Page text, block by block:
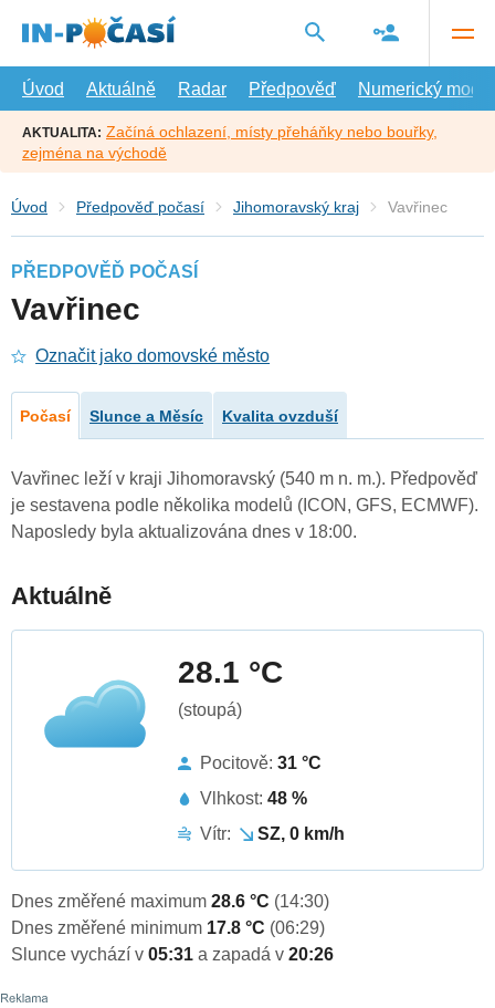
hlavní
Úvod
Aktuálně Radar Předpověď Numerický model
AKTUALITA: Začíná ochlazení, místy přeháňky nebo bouřky,
zejména na východě
Úvod Předpověď počasí Jihomoravský kraj Vavřinec
PŘEDPOVĚĎ POČASÍ
Vavřinec
Označit jako domovské město
Počasí Slunce a Měsíc Kvalita ovzduší
Vavřinec leží v kraji Jihomoravský (540 m n. m.). Předpověď
je sestavena podle několika modelů (ICON, GFS, ECMWF).
Naposledy byla aktualizována dnes v 18:00.
Aktuálně
28.1 °C
(stoupá)
Pocitově: 31 °C
Vlhkost: 48 %
Vítr:
SZ, 0 km/h
Dnes změřené maximum 28.6 °C (14:30)
Dnes změřené minimum 17.8 °C (06:29)
Slunce vychází v 05:31 a zapadá v 20:26